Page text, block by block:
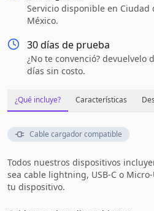
Servicio disponible en Ciudad
México.
30 días de prueba
¿No te convenció? devuelvelo
días sin costo.
¿Qué incluye? Características
Cable cargador compatible
Todos nuestros dispositivos
sea cable lightning, USB-C o
tu dispositivo.